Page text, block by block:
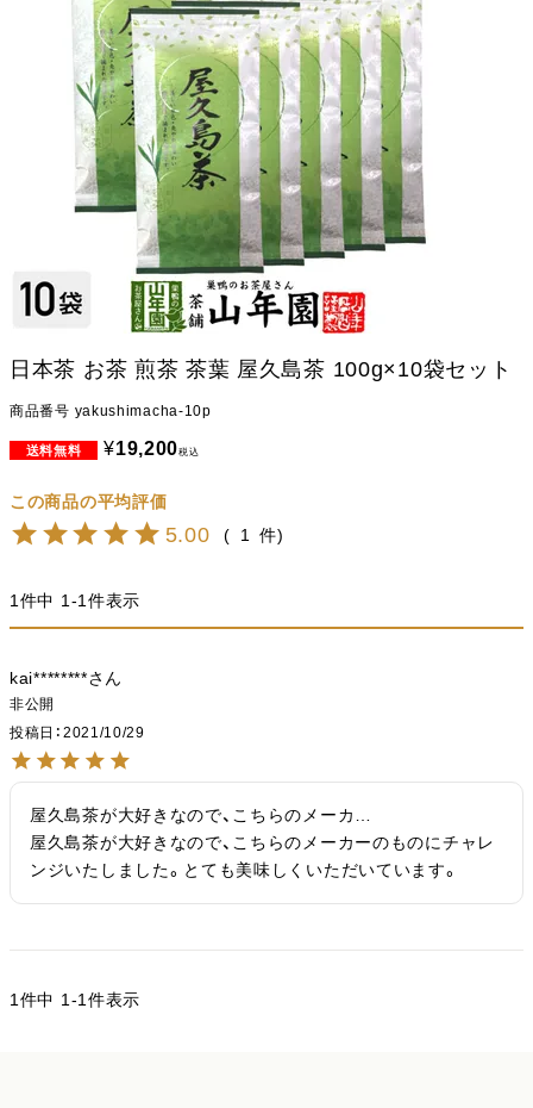
日本茶 お茶 煎茶 茶葉 屋久島茶 100g×10袋セット
商品番号 yakushimacha-10p
¥19,200税込
5.00 1
1件中 1-1件表示
kai********
非公開
投稿日
2021/10/29
屋久島茶が大好きなので、こちらのメーカ…
屋久島茶が大好きなので、こちらのメーカーのものにチャレ
ンジいたしました。とても美味しくいただいています。
1件中 1-1件表示